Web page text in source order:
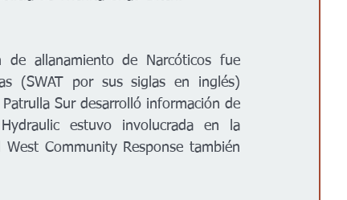
allanamiento de Narcóticos fue
(SWAT por sus siglas en inglés)
Sur desarrolló información de
estuvo involucrada en la
Community Response también